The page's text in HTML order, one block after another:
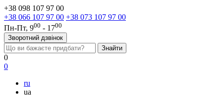
+38 098 107 97 00
+38 066 107 97 00 +38 073 107 97 00
Пн-Пт, 900 - 1700
Зворотний дзвінок
0
0
ru
ua